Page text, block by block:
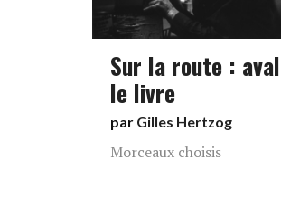
Sur la route :
le livre
par Gilles Hertzog
Morceaux choisis